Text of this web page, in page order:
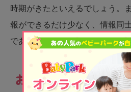
時期がきたといえるでしょう。
報ができるだけ少なく、情報同
であること」が大切です。
お母さんがTVや